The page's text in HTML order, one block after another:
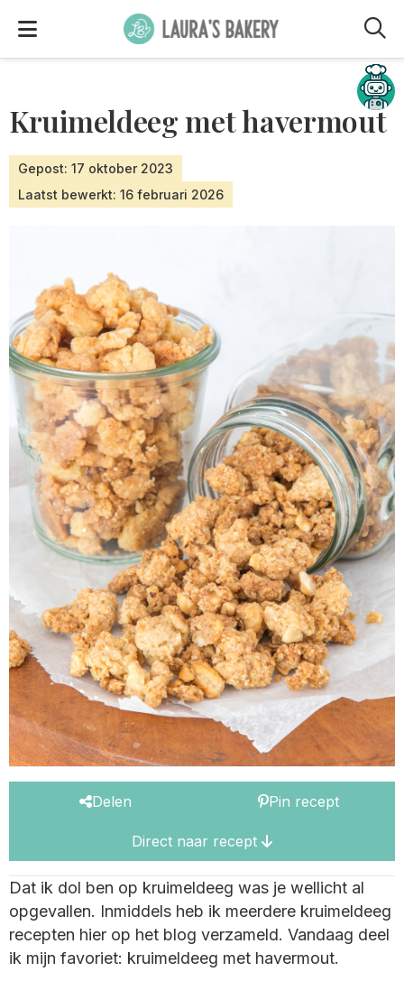
Kruimeldeeg met havermout
Gepost: 17 oktober 2023
Laatst bewerkt: 16 februari 2026
Delen Pin recept
Direct naar recept
Dat ik dol ben op kruimeldeeg was je wellicht al
opgevallen. Inmiddels heb ik meerdere kruimeldeeg
recepten hier op het blog verzameld. Vandaag deel
ik mijn favoriet: kruimeldeeg met havermout.